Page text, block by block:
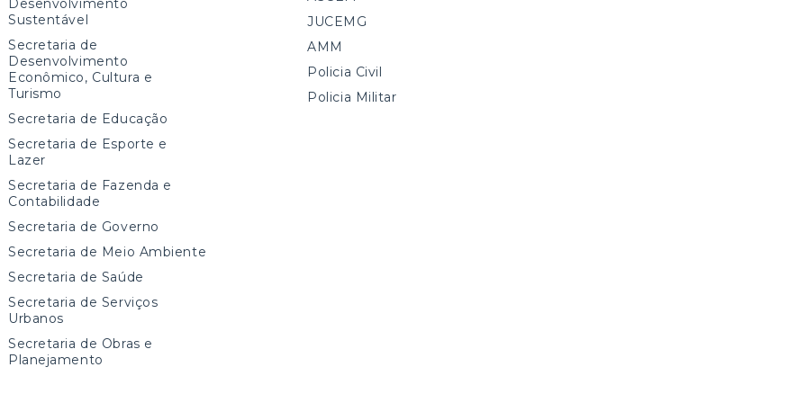
Desenvolvimento
Sustentável
Secretaria de
Desenvolvimento
Econômico, Cultura e
Turismo
Secretaria de Educação
Secretaria de Esporte e
Lazer
Secretaria de Fazenda e
Contabilidade
Secretaria de Governo
Secretaria de Meio Ambiente
Secretaria de Saúde
Secretaria de Serviços
Urbanos
Secretaria de Obras e
Planejamento
JUCEMG
AMM
Policia Civil
Policia Militar